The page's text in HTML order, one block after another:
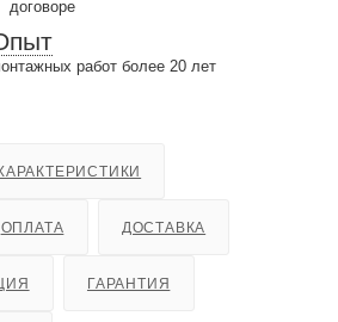
договоре
работ более 20 лет
ОПЛАТА ДОСТАВКА
ГАРАНТИЯ